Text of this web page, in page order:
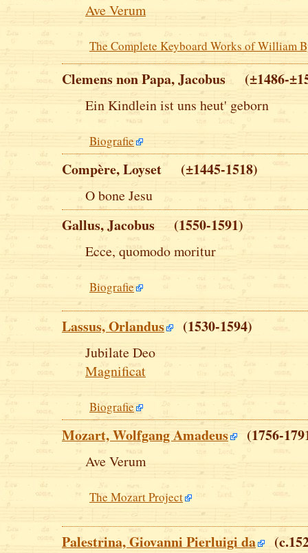
Ave Verum
The Complete Keyboard Works of William
Clemens non Papa, Jacobus (±1486-
Ein Kindlein ist uns heut' geborn
Biografie
Compère, Loyset (±1445-1518)
O bone Jesu
Gallus, Jacobus (1550-1591)
Ecce, quomodo moritur
Biografie
Lassus, Orlandus (1530-1594)
Jubilate Deo
Magnificat
Biografie
Mozart, Wolfgang Amadeus (1756-
Ave Verum
The Mozart Project
Palestrina, Giovanni Pierluigi da